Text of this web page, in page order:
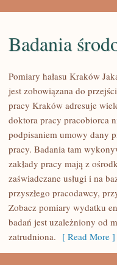
BADANIA
ŚRODOWISKOWE
Badania
Pomiary hałasu Kraków
jest zobowiązana do
pracy Kraków adresuje
doktora pracy pracobiorca
podpisaniem umowy dany
pracy. Badania tam
zakłady pracy mają z
zaświadczane usługi i na
przyszłego pracodawcy,
Zobacz pomiary wydatku
badań jest uzależniony od
zatrudniona. [ Read More ]